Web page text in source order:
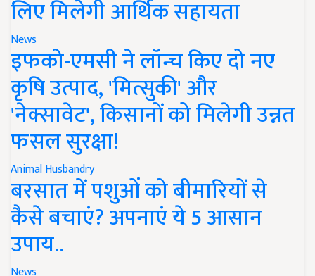
लिए मिलेगी आर्थिक सहायता
News
इफको-एमसी ने लॉन्च किए दो नए
कृषि उत्पाद, 'मित्सुकी' और
'नेक्सावेट', किसानों को मिलेगी उन्नत
फसल सुरक्षा!
Animal Husbandry
बरसात में पशुओं को बीमारियों से
कैसे बचाएं? अपनाएं ये 5 आसान
उपाय..
News